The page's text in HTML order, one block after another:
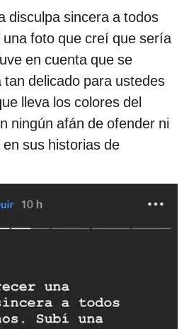
disculpa sincera a todos
foto que creí que sería
en cuenta que se
delicado para ustedes
lleva los colores del
ningún afán de ofender ni
sus historias de